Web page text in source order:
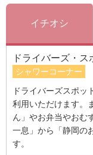
イチオシ
ドライバーズ・ス
シャワーコーナー
ドライバーズスポッ
利用いただけます。
ん」やお弁当やおむ
一息」から「静岡の
す。